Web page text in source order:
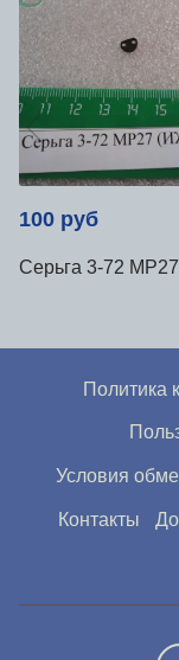
100 руб
Серьга 3-72
Политика
Условия
Контакты